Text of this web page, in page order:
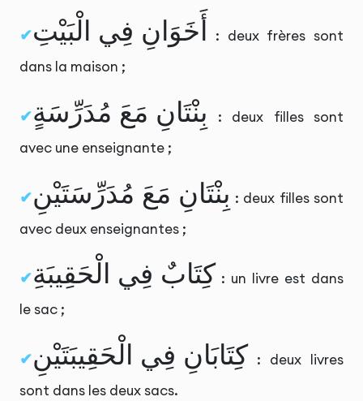
أَخَوَانِ فِي الْبَيْتِ
: deux frères sont
dans la maison ;
بِنْتَانِ مَعَ مُدَرِّسَةٍ : deux filles sont
avec une enseignante ;
بِنْتَانِ مَعَ مُدَرِّسَتَيْنِ : deux filles sont
avec deux enseignantes ;
كِتَابٌ فِي الْحَقِيبَةِ : un livre est dans
le sac ;
كِتَابَانِ فِي الْحَقِيبَتَيْنِ : deux livres
sont dans les deux sacs.